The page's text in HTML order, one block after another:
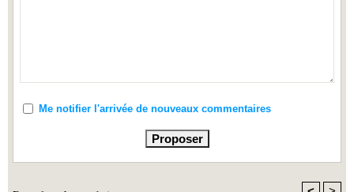
Me notifier l'arrivée de nouveaux commentaires